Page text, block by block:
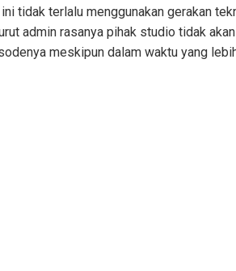
tidak terlalu menggunakan gerakan
admin rasanya pihak studio tidak
meskipun dalam waktu yang